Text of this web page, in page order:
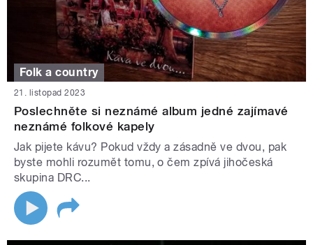
Folk a country
21. listopad 2023
Poslechněte si neznámé album jedné zajímavé
neznámé folkové kapely
Jak pijete kávu? Pokud vždy a zásadně ve dvou, pak
byste mohli rozumět tomu, o čem zpívá jihočeská
skupina DRC...